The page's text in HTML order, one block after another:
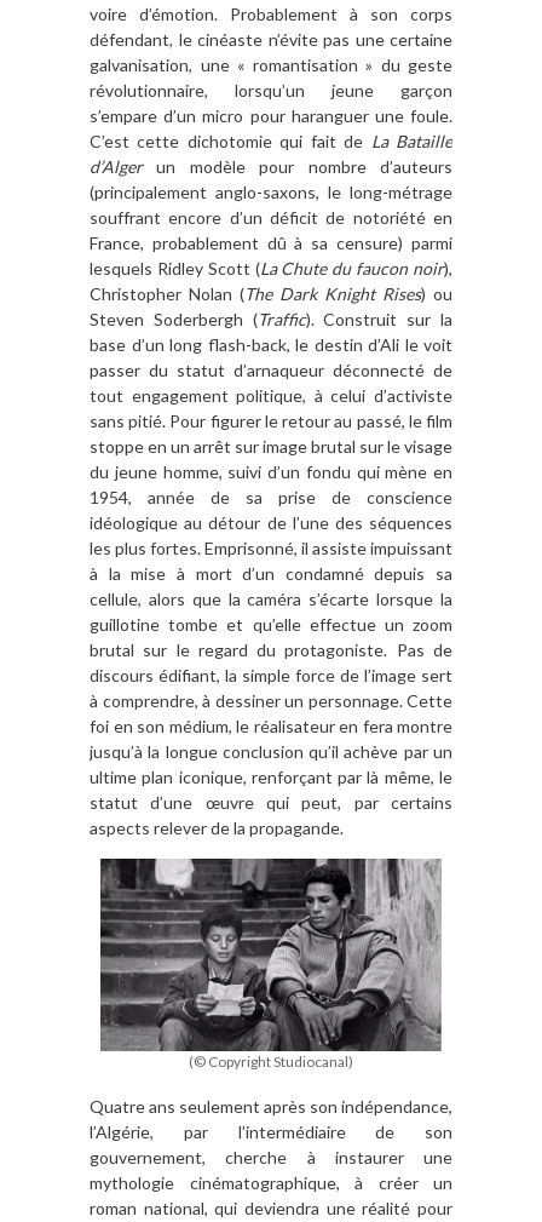
voire d’émotion. Probablement à son corps
défendant, le cinéaste n’évite pas une certaine
galvanisation, une « romantisation » du geste
révolutionnaire, lorsqu’un jeune garçon
s’empare d’un micro pour haranguer une foule.
C’est cette dichotomie qui fait de La Bataille
d’Alger
un modèle pour nombre d’auteurs
(principalement anglo-saxons, le long-métrage
souffrant encore d’un déficit de notoriété en
France, probablement dû à sa censure) parmi
lesquels Ridley Scott (La Chute du faucon noir),
Christopher Nolan (The Dark Knight Rises) ou
Steven Soderbergh (Traffic). Construit sur la
base d’un long flash-back, le destin d’Ali le voit
passer du statut d’arnaqueur déconnecté de
tout engagement politique, à celui d’activiste
sans pitié. Pour figurer le retour au passé, le film
stoppe en un arrêt sur image brutal sur le visage
du jeune homme, suivi d’un fondu qui mène en
1954, année de sa prise de conscience
idéologique au détour de l’une des séquences
les plus fortes. Emprisonné, il assiste impuissant
à la mise à mort d’un condamné depuis sa
cellule, alors que la caméra s’écarte lorsque la
guillotine tombe et qu’elle effectue un zoom
brutal sur le regard du protagoniste. Pas de
discours édifiant, la simple force de l’image sert
à comprendre, à dessiner un personnage. Cette
foi en son médium, le réalisateur en fera montre
jusqu’à la longue conclusion qu’il achève par un
ultime plan iconique, renforçant par là même, le
statut d’une œuvre qui peut, par certains
aspects relever de la propagande.
(© Copyright Studiocanal)
Quatre ans seulement après son indépendance,
l’Algérie, par l’intermédiaire de son
gouvernement, cherche à instaurer une
mythologie cinématographique, à créer un
roman national, qui deviendra une réalité pour